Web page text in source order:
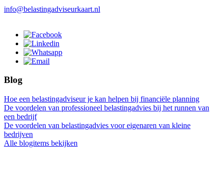
info@belastingadviseurkaart.nl
Blog
Hoe een belastingadviseur je kan helpen bij financiële planning
De voordelen van professioneel belastingadvies bij het runnen van
een bedrijf
De voordelen van belastingadvies voor eigenaren van kleine
bedrijven
Alle blogitems bekijken